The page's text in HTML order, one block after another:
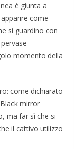
è giunta a
apparire come
si guardino con
momento della
come dichiarato
Black mirror
ma far sì che si
il cattivo utilizzo